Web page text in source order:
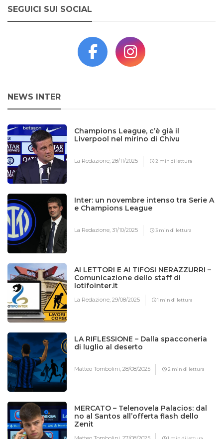
SEGUICI SUI SOCIAL
NEWS INTER
Champions League, c’è già il
Liverpool nel mirino di Chivu
La Redazione,28/11/2025 2 min di lettura
Inter: un novembre intenso tra Serie A
e Champions League
La Redazione,31/10/2025 3 min di lettura
AI LETTORI E AI TIFOSI NERAZZURRI –
Comunicazione dello staff di
Iotifointer.it
La Redazione,29/08/2025 1 min di lettura
LA RIFLESSIONE – Dalla spacconeria
di luglio al deserto
Matteo Tombolini,28/08/2025 2 min di lettura
MERCATO – Telenovela Palacios: dal
no al Santos all’offerta flash dello
Zenit